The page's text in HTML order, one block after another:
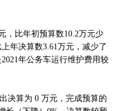
，比年初预算数10.2万元少
年决算数3.61万元，减少了
年公务车运行维护费用较
决算为 0 万元，完成预算的